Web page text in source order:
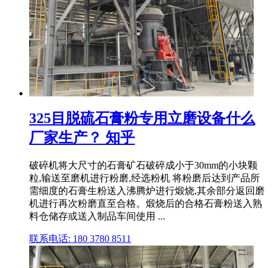
325目脱硫石膏粉专用立磨设备什么
厂家生产？ 知乎
破碎机将大尺寸的石膏矿石破碎成小于30mm的小块颗
粒,输送至磨机进行粉磨,经选粉机 将粉磨后达到产品所
需细度的石膏生粉送入沸腾炉进行煅烧,其余部分返回磨
机进行再次粉磨直至合格。煅烧后的合格石膏粉送入熟
料仓储存或送入制品车间使用 ...
联系电话: 180 3780 8511